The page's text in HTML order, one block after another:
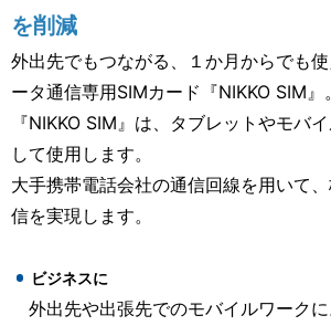
を削減
外出先でもつながる、１か月からでも
ータ通信専用SIMカード『NIKKO SIM』。
『NIKKO SIM』は、タブレットやモバ
して使用します。
大手携帯電話会社の通信回線を用いて
信を実現します。
ビジネスに
外出先や出張先でのモバイルワーク